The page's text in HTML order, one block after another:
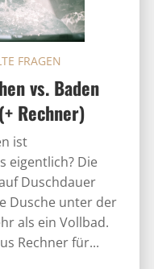
vs. Baden
Rechner)
FRAGEN
ist
eigentlich? Die
Duschdauer
Dusche unter der
als ein Vollbad.
Rechner für...